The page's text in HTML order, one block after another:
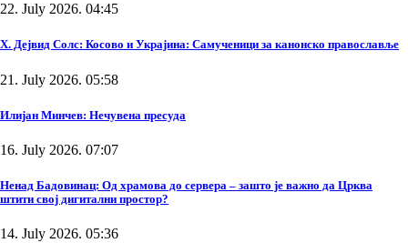
22. July 2026. 04:45
Х. Дејвид Солс: Косово и Украјина: Самученици за канонско православље
21. July 2026. 05:58
Илијан Минчев: Нечувена пресуда
16. July 2026. 07:07
Ненад Бадовинац: Од храмова до сервера – зашто је важно да Црква
штити свој дигитални простор?
14. July 2026. 05:36